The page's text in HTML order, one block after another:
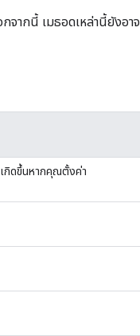
จากนี้ เมธอดเหล่านี้ยังอาจ
กิดขึ้นหากคุณตั้งค่า